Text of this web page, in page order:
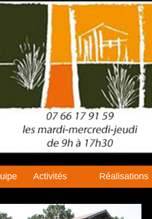
Activités Réalisations